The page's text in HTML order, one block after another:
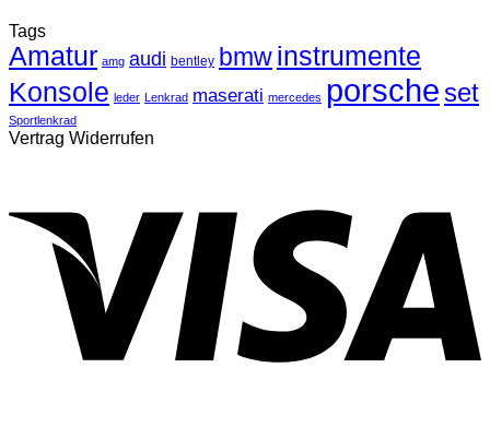
Tags
Amatur amg audi bentley bmwinstrumente
Konsole leder Lenkrad maserati mercedes porsche set
Sportlenkrad
Vertrag Widerrufen